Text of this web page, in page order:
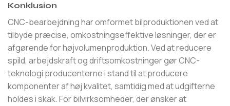
Konklusion
CNC-bearbejdning har omformet bilproduktionen ved at
tilbyde præcise, omkostningseffektive løsninger, der er
afgørende for højvolumenproduktion. Ved at reducere
spild, arbejdskraft og driftsomkostninger gør CNC-
teknologi producenterne i stand til at producere
komponenter af høj kvalitet, samtidig med at udgifterne
holdes i skak. For bilvirksomheder, der ønsker at